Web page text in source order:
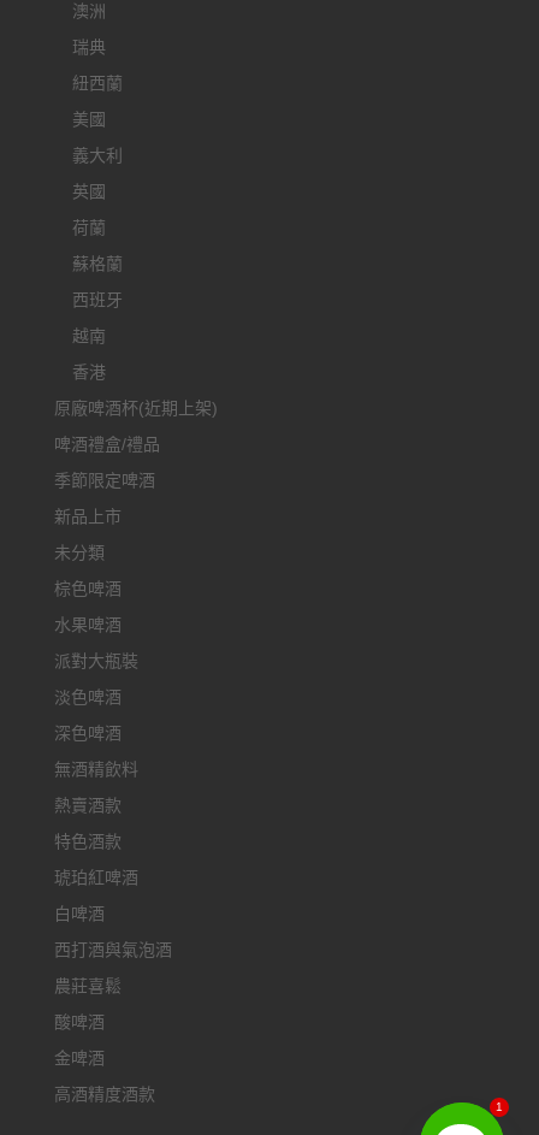
澳洲
瑞典
紐西蘭
美國
義大利
英國
荷蘭
蘇格蘭
西班牙
越南
香港
原廠啤酒杯(近期上架)
啤酒禮盒/禮品
季節限定啤酒
新品上市
未分類
棕色啤酒
水果啤酒
派對大瓶裝
淡色啤酒
深色啤酒
無酒精飲料
熱賣酒款
特色酒款
琥珀紅啤酒
白啤酒
西打酒與氣泡酒
農莊喜鬆
酸啤酒
金啤酒
高酒精度酒款
1